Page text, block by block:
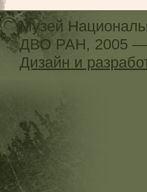
Музей
ДВО РАН, 2005 —
Дизайн и